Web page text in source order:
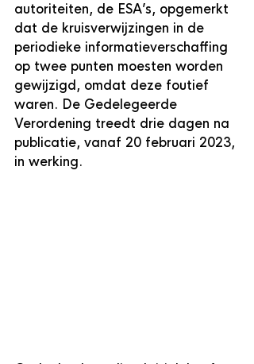
autoriteiten, de ESA’s, opgemerkt
dat de kruisverwijzingen in de
periodieke informatieverschaffing
op twee punten moesten worden
gewijzigd, omdat deze foutief
waren. De Gedelegeerde
Verordening treedt drie dagen na
publicatie, vanaf 20 februari 2023,
in werking.